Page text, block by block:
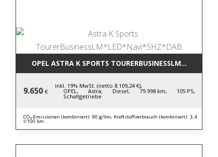
OPEL ASTRA K SPORTS
9.650 €
inkl. 19% MwSt. (netto 8.109,24 €),
OPEL, Astra, Diesel, 79.998 km, 105 PS,
Schaltgetriebe
CO₂-Emissionen (kombiniert): 90 g/km, Kraftstoffverbrauch (kombiniert): 3,4
l/100 km